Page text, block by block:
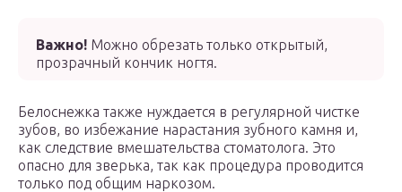
Важно! Можно обрезать только открытый,
прозрачный кончик ногтя.
Белоснежка также нуждается в регулярной чистке
зубов, во избежание нарастания зубного камня и,
как следствие вмешательства стоматолога. Это
опасно для зверька, так как процедура проводится
только под общим наркозом.